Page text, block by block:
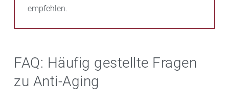
empfehlen.
FAQ: Häufig gestellte Fragen
zu Anti-Aging